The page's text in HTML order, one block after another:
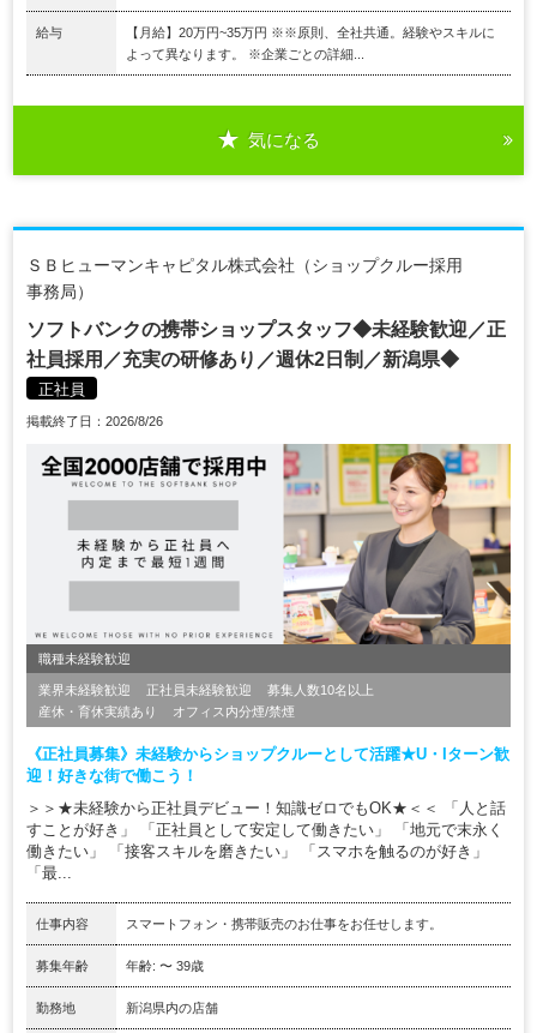
給与
【月給】20万円~35万円 ※※原則、全社共通。経験やスキルに
よって異なります。 ※企業ごとの詳細...
気になる
ＳＢヒューマンキャピタル株式会社（ショップクルー採用
事務局）
ソフトバンクの携帯ショップスタッフ◆未経験歓迎／正
社員採用／充実の研修あり／週休2日制／新潟県◆
正社員
掲載終了日：2026/8/26
職種未経験歓迎
業界未経験歓迎 正社員未経験歓迎
募集人数10名以上
産休・育休実績あり
オフィス内分煙/禁煙
《正社員募集》未経験からショップクルーとして活躍★U・Iターン歓
迎！好きな街で働こう！
＞＞★未経験から正社員デビュー！知識ゼロでもOK★＜＜ 「人と話
すことが好き」 「正社員として安定して働きたい」 「地元で末永く
働きたい」 「接客スキルを磨きたい」 「スマホを触るのが好き」
「最...
仕事内容 スマートフォン・携帯販売のお仕事をお任せします。
募集年齢 年齢: 〜 39歳
勤務地 新潟県内の店舗